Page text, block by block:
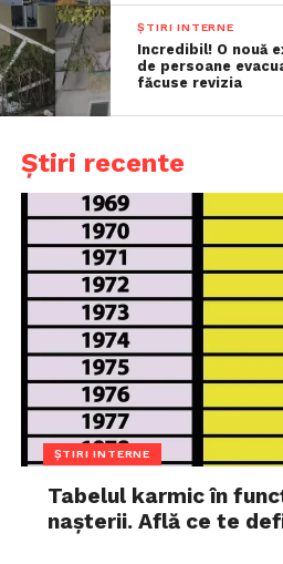
ȘTIRI INTERNE
Incredibil! O nouă
de persoane
făcuse revizia
Știri recente
ȘTIRI INTERNE
Tabelul karmic în
nașterii. Află ce te